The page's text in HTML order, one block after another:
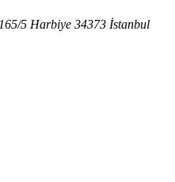
5 Harbiye 34373 İstanbul